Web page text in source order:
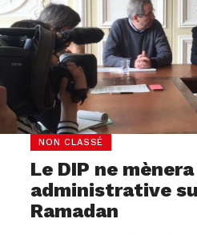
NON CLASSÉ
Le DIP ne
administrative
Ramadan